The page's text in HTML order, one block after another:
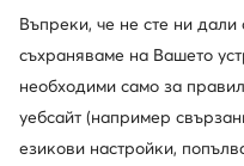
Въпреки, че не сте ни
съхраняваме на Вашето
необходими само за
уебсайт (например
езикови настройки,